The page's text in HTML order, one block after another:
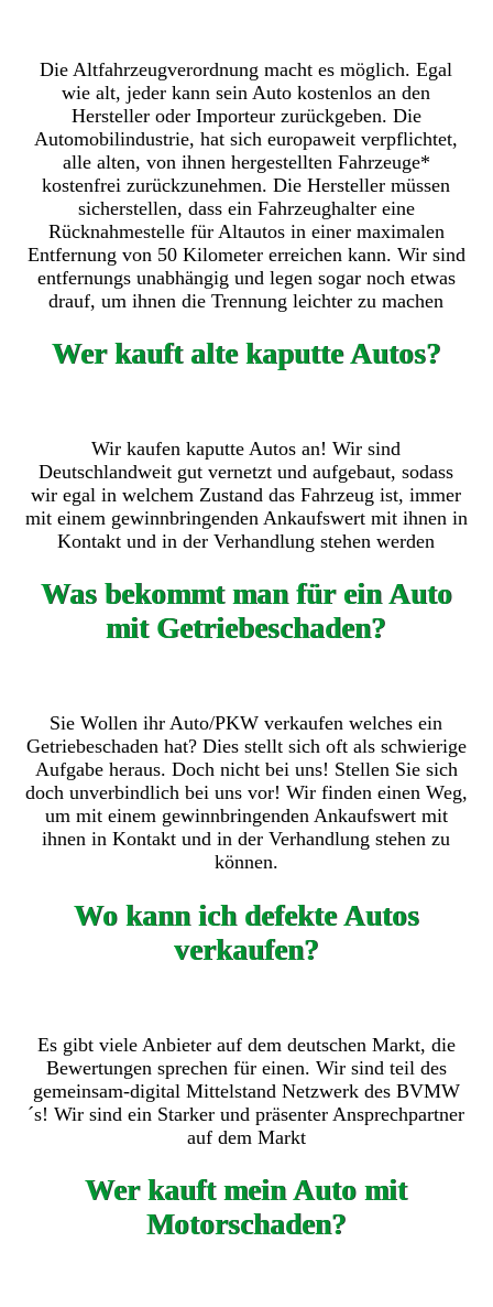
Die Altfahrzeugverordnung macht es möglich. Egal
wie alt, jeder kann sein Auto kostenlos an den
Hersteller oder Importeur zurückgeben. Die
Automobilindustrie, hat sich europaweit verpflichtet,
alle alten, von ihnen hergestellten Fahrzeuge*
kostenfrei zurückzunehmen. Die Hersteller müssen
sicherstellen, dass ein Fahrzeughalter eine
Rücknahmestelle für Altautos in einer maximalen
Entfernung von 50 Kilometer erreichen kann. Wir sind
entfernungs unabhängig und legen sogar noch etwas
drauf, um ihnen die Trennung leichter zu machen
Wer kauft alte kaputte Autos?
Wir kaufen kaputte Autos an! Wir sind
Deutschlandweit gut vernetzt und aufgebaut, sodass
wir egal in welchem Zustand das Fahrzeug ist, immer
mit einem gewinnbringenden Ankaufswert mit ihnen in
Kontakt und in der Verhandlung stehen werden
Was bekommt man für ein Auto
mit Getriebeschaden?
Sie Wollen ihr Auto/PKW verkaufen welches ein
Getriebeschaden hat? Dies stellt sich oft als schwierige
Aufgabe heraus. Doch nicht bei uns! Stellen Sie sich
doch unverbindlich bei uns vor! Wir finden einen Weg,
um mit einem gewinnbringenden Ankaufswert mit
ihnen in Kontakt und in der Verhandlung stehen zu
können.
Wo kann ich defekte Autos
verkaufen?
Es gibt viele Anbieter auf dem deutschen Markt, die
Bewertungen sprechen für einen. Wir sind teil des
gemeinsam-digital Mittelstand Netzwerk des BVMW
´s! Wir sind ein Starker und präsenter Ansprechpartner
auf dem Markt
Wer kauft mein Auto mit
Motorschaden?